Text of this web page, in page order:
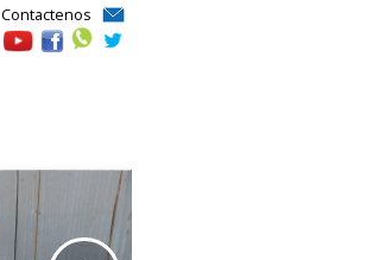
Contactenos